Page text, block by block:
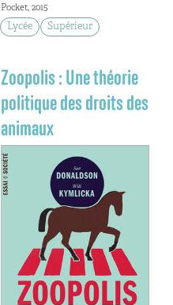
Pocket, 2015
Lycée Supérieur
Zoopolis : Une théorie
politique des droits des
animaux